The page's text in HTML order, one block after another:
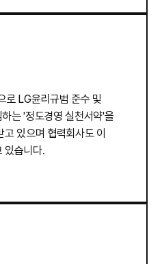
로 LG윤리규범 준수 및
는 '정도경영 실천서약'을
있으며 협력회사도 이
있습니다.